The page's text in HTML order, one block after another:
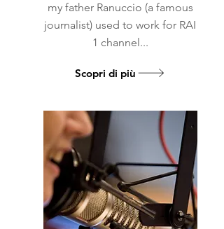
my father Ranuccio (a famous
journalist) used to work for RAI
1 channel...
Scopri di più